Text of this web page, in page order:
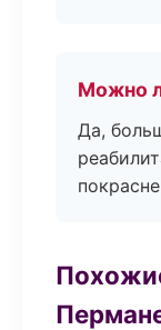
Можно
Да,